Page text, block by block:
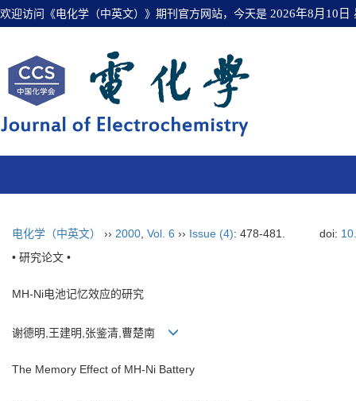
欢迎访问《电化学（中英文）》期刊官方网站，今天是 2026年8月10日
电化学（中英文） ›› 2000 Vol. 6 ›› Issue (4): 478-481. doi:
• 研究论文 •
MH-Ni电池记忆效应的研究
谢德明,王建明,张鉴清,曹楚南
The Memory Effect of MH-Ni Battery